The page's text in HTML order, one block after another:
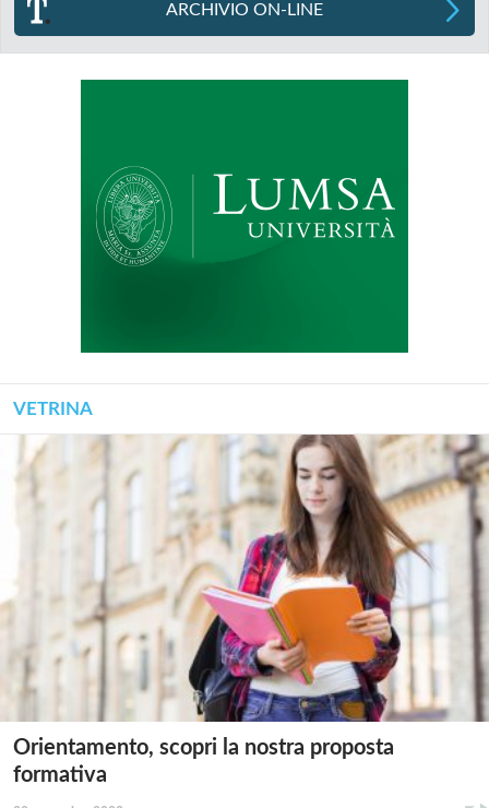
ARCHIVIO ON-LINE
VETRINA
Orientamento, scopri la nostra proposta
formativa